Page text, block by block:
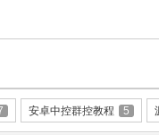
安卓中控群控教程 5